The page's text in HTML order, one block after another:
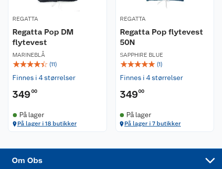
REGATTA
Regatta Pop DM
flytevest
MARINEBLÅ
☆☆☆☆☆ (11)
Finnes i 4 størrelser
34900
På lager
På lager i 18 butikker
REGATTA
Regatta Pop flytevest
50N
SAPPHIRE BLUE
☆☆☆☆☆ (1)
Finnes i 4 størrelser
34900
På lager
På lager i 7 butikker
Om Obs
Ledige stillinger
Bærekraft
Sikkerhetsdatablad
Virksomheten
Betalingsalternativer
Leveringsalternativer
Pakkesporing
Sikkerhetsdatablad
Åpent kjøp
Coop medlem
Retur av el-avfall
Matvaregaranti
Alt til grillsesongen
Sykler og sykkelutstyr